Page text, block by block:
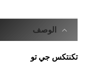
الوصف
تكنتكس جي تو